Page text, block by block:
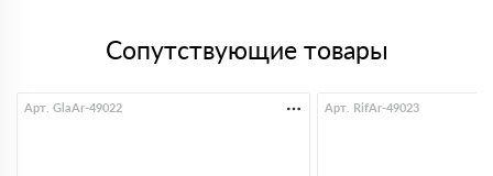
Сопутствующие товары
Арт. GlaAr-49022 Арт. RifAr-49023